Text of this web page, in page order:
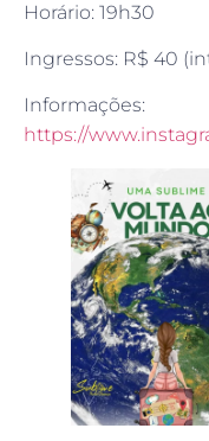
Horário: 19h30
Ingressos: R$ 40
Informações:
https://